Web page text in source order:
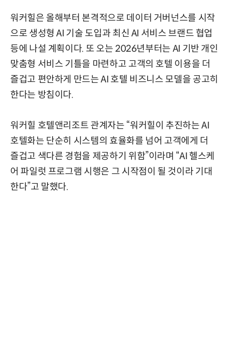
워커힐은 올해부터 본격적으로 데이터 거버넌스를 시작
으로 생성형 AI 기술 도입과 최신 AI 서비스 브랜드 협업
등에 나설 계획이다. 또 오는 2026년부터는 AI 기반 개인
맞춤형 서비스 기틀을 마련하고 고객의 호텔 이용을 더
즐겁고 편안하게 만드는 AI 호텔 비즈니스 모델을 공고히
한다는 방침이다.
워커힐 호텔앤리조트 관계자는 “워커힐이 추진하는 AI
호텔화는 단순히 시스템의 효율화를 넘어 고객에게 더
즐겁고 색다른 경험을 제공하기 위함”이라며 “AI 헬스케
어 파일럿 프로그램 시행은 그 시작점이 될 것이라 기대
한다”고 말했다.